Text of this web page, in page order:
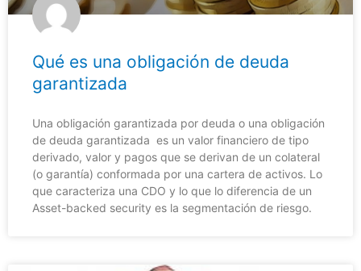
Qué es una obligación de deuda
garantizada
Una obligación garantizada por deuda o una obligación
de deuda garantizada es un valor financiero de tipo
derivado, valor y pagos que se derivan de un colateral
(o garantía) conformada por una cartera de activos. Lo
que caracteriza una CDO y lo que lo diferencia de un
Asset-backed security es la segmentación de riesgo.